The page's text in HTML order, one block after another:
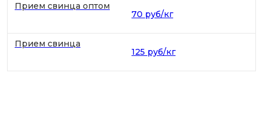
Прием свинца оптом
70 руб/кг
Прием свинца
125 руб/кг